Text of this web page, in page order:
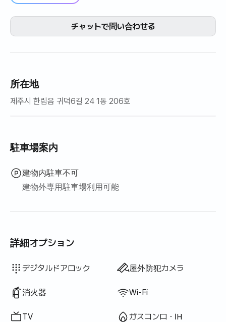
チャットで問い合わせる
所在地
제주시 한림읍 귀덕6길 24 1동 206호
駐車場案内
建物内駐車不可
建物外専用駐車場利用可能
詳細オプション
デジタルドアロック 屋外防犯カメラ
消火器 Wi-Fi
TV ガスコンロ・IH
ダイニングテーブル・椅子
クローゼット
利用不可:
鍵式ロック
利用不可:
警備室・警備員
利用不可:
乾燥機
利用不可:
共用ガスコンロ・IH
利用不可:
共用冷蔵庫
利用不可:
共用電子レンジ
利用不可:
共用洗濯機
利用不可:
共用乾燥機
利用不可:
寝具あり
利用不可:
追加寝具あり
利用不可:
ボイラー（都市ガス）
利用不可:
ソファ
利用不可:
デスク
ウォシュレット
ドライヤー
ブラインド
掃除機
電気ケトル
炊飯器
調理器具（まな板・包丁・はさみ等）
鍋・フライパン
基本食器（皿・カップ等）
エレベーター
座卓
ソファベッド
LPGガス
物干しラック
利用不可: バスタブ
利用不可: 浄水シャワー
利用不可: ボディソープ
利用不可: シャンプー・リンス
利用不可: 石鹸
利用不可: トイレットペーパー
利用不可: 歯ブラシ
利用不可: 歯磨き粉
利用不可: タオル
利用不可: トッパー・折りたたみマットレス
利用不可: 遮光カーテン
利用不可: ほうき
利用不可: 洗濯洗剤
利用不可: 柔軟剤
利用不可: 食器用洗剤
利用不可: 生ごみ袋
利用不可: ごみ袋
利用不可: 布巾
利用不可: スポンジ
利用不可: 屋外バーベキュー設備
利用不可: 無料フィットネス
利用不可: プール
利用不可: 無料共用サウナ
利用不可: スパ・ワールプール
利用不可: ジャグジー・ヒノキ風呂
利用不可: テラス
利用不可: ハンガーラック
利用不可: 扇風機
利用不可: 電気ボイラー
利用不可: 灯油暖房
利用不可: 再生可能エネルギー
利用不可: プロジェクター
利用不可: 有線インターネット
利用不可: アイロン
利用不可: 洗濯乾燥機一体型